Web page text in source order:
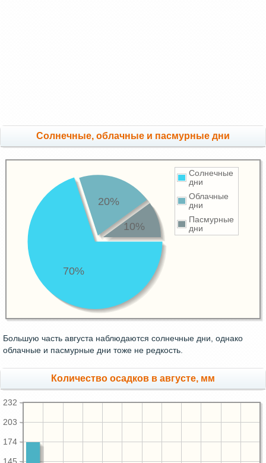
Cолнечные, облачные и пасмурные дни
Солнечные
дни
Облачные
дни
Пасмурные
дни
70%
20%
10%
Большую часть августа наблюдаются солнечные дни, однако
облачные и пасмурные дни тоже не редкость.
Количество осадков в августе, мм
174
203
232